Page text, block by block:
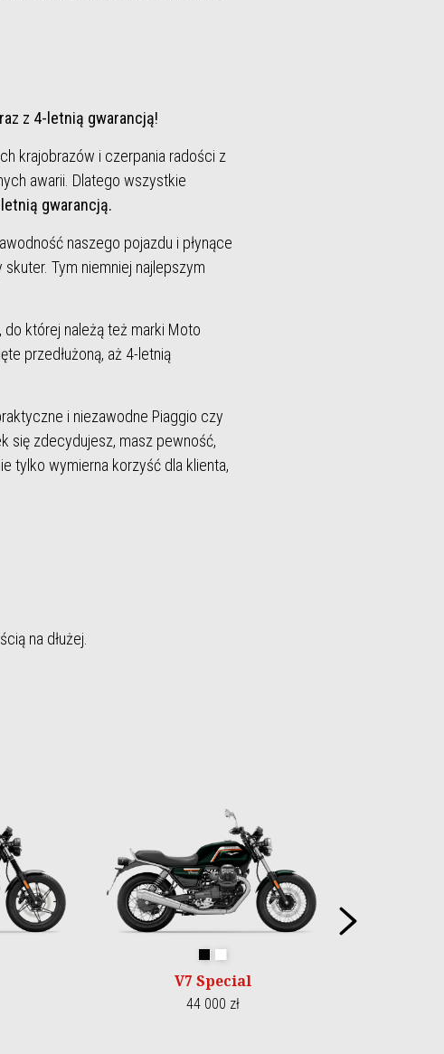
z 4-letnią gwarancją!
krajobrazów i czerpania radości z
awarii. Dlatego wszystkie
gwarancją.
naszego pojazdu i płynące
Tym niemniej najlepszym
do której należą też marki Moto
przedłużoną, aż 4-letnią
i niezawodne Piaggio czy
się zdecydujesz, masz pewność,
tylko wymierna korzyść dla klienta,
na dłużej.
V7 Special
44 000 zł